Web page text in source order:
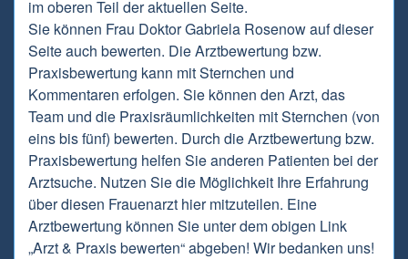
im oberen Teil der aktuellen Seite.
Sie können Frau Doktor Gabriela Rosenow auf dieser
Seite auch bewerten. Die Arztbewertung bzw.
Praxisbewertung kann mit Sternchen und
Kommentaren erfolgen. Sie können den Arzt, das
Team und die Praxisräumlichkeiten mit Sternchen (von
eins bis fünf) bewerten. Durch die Arztbewertung bzw.
Praxisbewertung helfen Sie anderen Patienten bei der
Arztsuche. Nutzen Sie die Möglichkeit Ihre Erfahrung
über diesen Frauenarzt hier mitzuteilen. Eine
Arztbewertung können Sie unter dem obigen Link
„Arzt & Praxis bewerten“ abgeben! Wir bedanken uns!